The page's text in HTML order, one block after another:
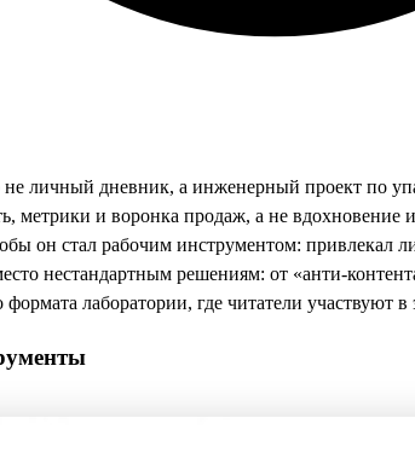
личный дневник, а инженерный проект по
метрики и воронка продаж, а не вдохновение
он стал рабочим инструментом: привлекал
нестандартным решениям: от «анти-
лаборатории, где читатели участвуют в